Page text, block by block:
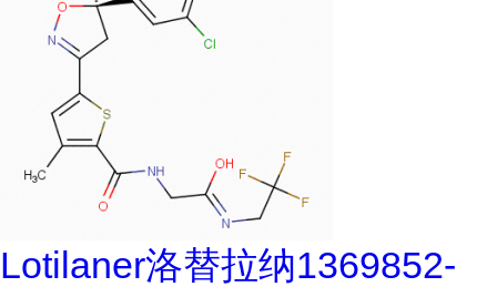
Lotilaner洛替拉纳1369852-